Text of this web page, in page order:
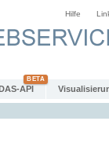
Hilfe
API